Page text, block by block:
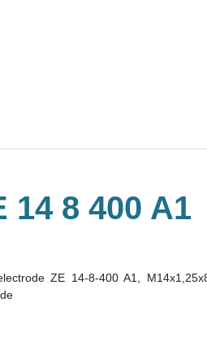
14 8 400 A1
ZE 14-8-400 A1,